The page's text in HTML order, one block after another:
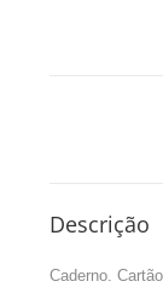
Descrição
Caderno.